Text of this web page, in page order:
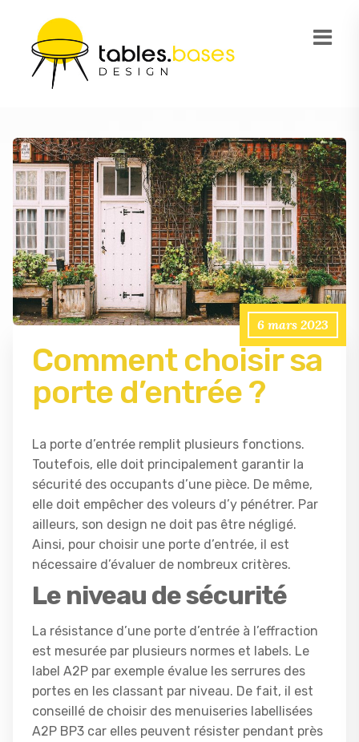
6 mars 2023
Comment choisir sa
porte d’entrée ?
La porte d’entrée remplit plusieurs fonctions.
Toutefois, elle doit principalement garantir la
sécurité des occupants d’une pièce. De même,
elle doit empêcher des voleurs d’y pénétrer. Par
ailleurs, son design ne doit pas être négligé.
Ainsi, pour choisir une porte d’entrée, il est
nécessaire d’évaluer de nombreux critères.
Le niveau de sécurité
La résistance d’une porte d’entrée à l’effraction
est mesurée par plusieurs normes et labels. Le
label A2P par exemple évalue les serrures des
portes en les classant par niveau. De fait, il est
conseillé de choisir des menuiseries labellisées
A2P BP3 car elles peuvent résister pendant près